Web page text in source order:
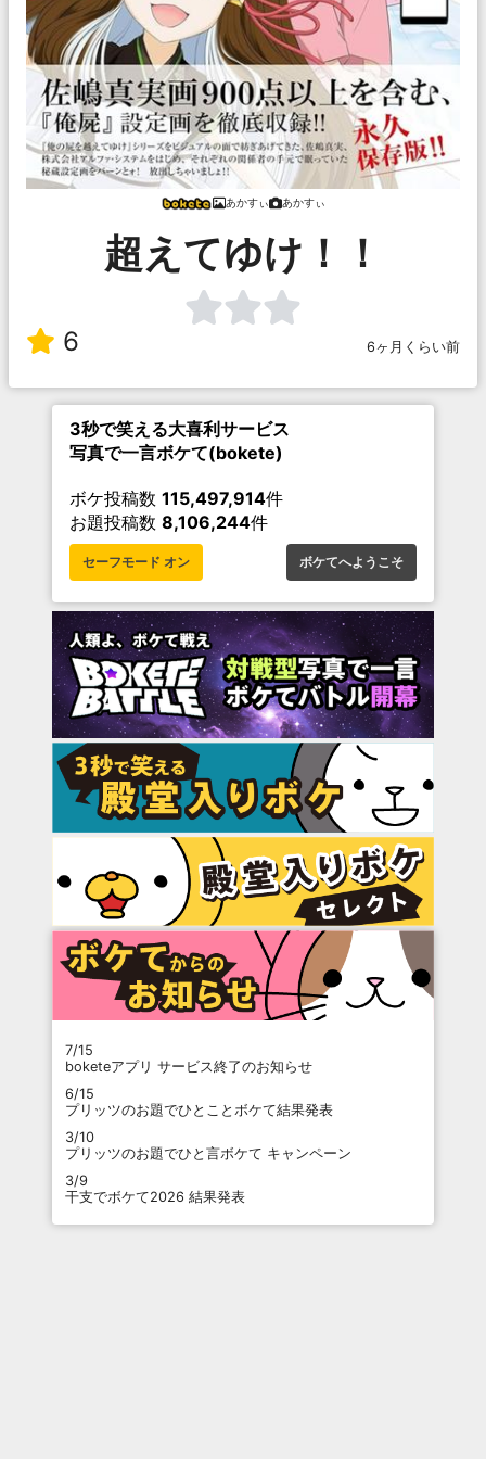
あかすぃ あかすぃ
超えてゆけ！！
6 6ヶ月くらい前
3秒で笑える大喜利サービス
写真で一言ボケて(bokete)
ボケ投稿数 115,497,914件
お題投稿数 8,106,244件
セーフモード オン ボケてへようこそ
7/15
boketeアプリ サービス終了のお知らせ
6/15
プリッツのお題でひとことボケて結果発表
3/10
プリッツのお題でひと言ボケて キャンペーン
3/9
干支でボケて2026 結果発表